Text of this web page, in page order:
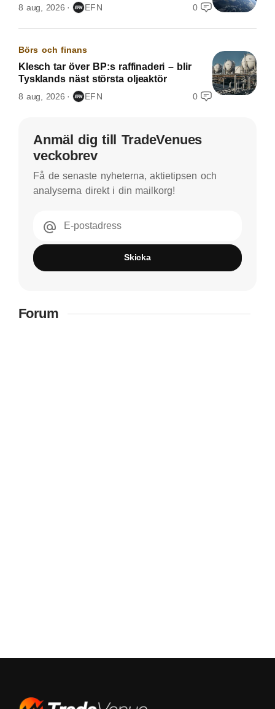
8 aug, 2026 EFN 0
Börs och finans
Klesch tar över BP:s raffinaderi – blir
Tysklands näst största oljeaktör
8 aug, 2026 EFN 0
Anmäl dig till TradeVenues
veckobrev
Få de senaste nyheterna, aktietipsen och
analyserna direkt i din mailkorg!
E-postadress
Skicka
Forum